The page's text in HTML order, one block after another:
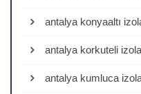
antalya konyaaltı
antalya korkuteli
antalya kumluca